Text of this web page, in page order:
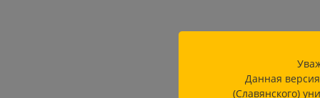
Данная
(Славянского)